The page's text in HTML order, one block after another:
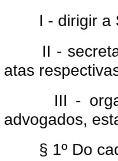
I - dirigir a
II -
atas
III -
advogados,
§ 1º Do